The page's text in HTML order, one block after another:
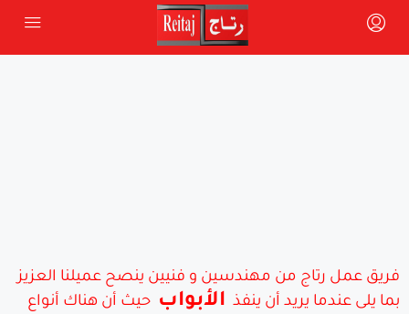
فريق عمل رتاج من مهندسين و فنيين ينصح عميلنا العزيز
بما يلى عندما يريد أن ينفذ الأبواب حيث أن هناك أنواع